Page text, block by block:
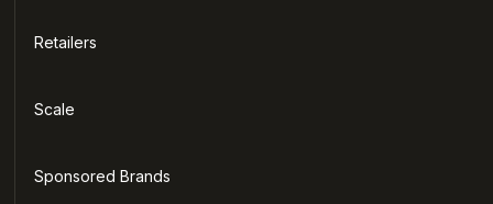
Retailers
Scale
Sponsored Brands